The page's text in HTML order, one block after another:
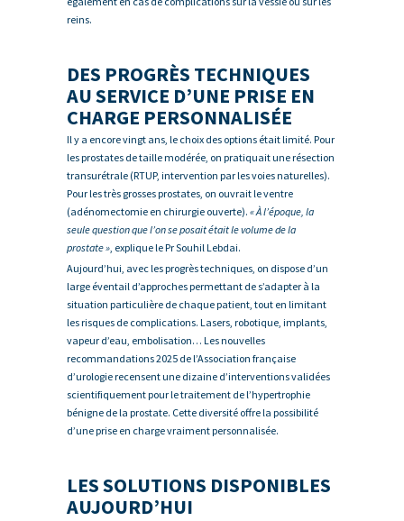
reins.
DES PROGRÈS TECHNIQUES
AU SERVICE D’UNE PRISE EN
CHARGE PERSONNALISÉE
Il y a encore vingt ans, le choix des options était limité. Pour
les prostates de taille modérée, on pratiquait une résection
transurétrale (RTUP, intervention par les voies naturelles).
Pour les très grosses prostates, on ouvrait le ventre
(adénomectomie en chirurgie ouverte). « À l’époque, la
seule question que l’on se posait était le volume de la
prostate », explique le Pr Souhil Lebdai.
Aujourd’hui, avec les progrès techniques, on dispose d’un
large éventail d’approches permettant de s’adapter à la
situation particulière de chaque patient, tout en limitant
les risques de complications. Lasers, robotique, implants,
vapeur d’eau, embolisation… Les nouvelles
recommandations 2025 de l’Association française
d’urologie recensent une dizaine d’interventions validées
scientifiquement pour le traitement de l’hypertrophie
bénigne de la prostate. Cette diversité offre la possibilité
d’une prise en charge vraiment personnalisée.
LES SOLUTIONS DISPONIBLES
AUJOURD’HUI